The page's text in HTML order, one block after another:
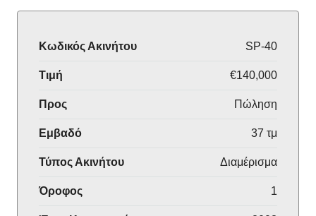
Κωδικός Ακινήτου SP-40
Τιμή €140,000
Προς Πώληση
Εμβαδό 37 τμ
Τύπος Ακινήτου Διαμέρισμα
Όροφος 1